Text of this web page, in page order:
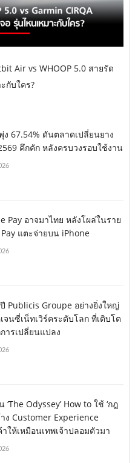
Air vs WHOOP 5.0 สายรัด
กับใคร?
ง 67.54% ดันตลาดเปลี่ยนยาง
คึกคัก หลังครบวงรอบใช้งาน
Pay อาจมาไทย หลังโผล่ในราย
แตะจ่ายบน iPhone
Publicis Groupe อย่างยิ่งใหญ่
จนซี่เน็ทเวิร์คระดับโลก ที่เติบโต
ารเปลี่ยนแปลง
‘The Odyssey’ How to ใช้ ‘กฎ
ง Customer Experience
ให้เหมือนเทพเจ้าปลอมตัวมา